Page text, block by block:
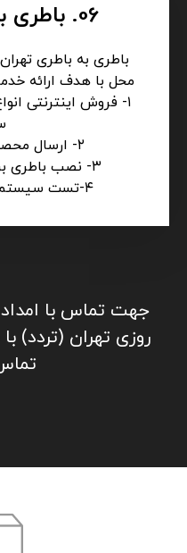
06. باطری به باطری تهران
باطری به باطری
محل با هدف ارائه
۱- فروش اینترنتی
۲- ارسال محصول به محل مشتری
۳- نصب باطری بر روی خودروی مشتری
۴-تست سیستم برق و باطری خودرو
جهت تماس با امداد